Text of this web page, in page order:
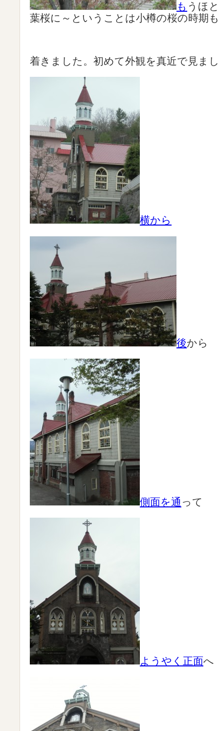
も うほ
葉桜に～ということは小樽の桜の時期
着きました。初めて外観を真近で見ま
横から
後から
側面を通 って
ようや く正面へ